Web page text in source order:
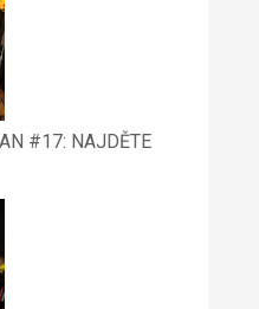
#17: NAJDĚTE